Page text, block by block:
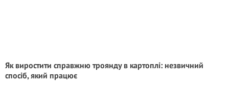
Як виростити справжню троянду в картоплі: незвичний
спосіб, який працює